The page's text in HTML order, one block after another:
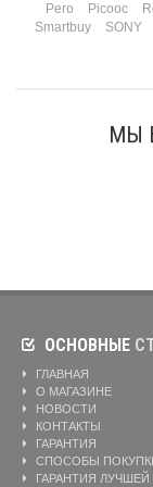
Pero
Picooc
Smartbuy
SONY
МЫ
ОСНОВНЫЕ
ГЛАВНАЯ
О МАГАЗИНЕ
НОВОСТИ
КОНТАКТЫ
ГАРАНТИЯ
СПОСОБЫ
ГАРАНТИЯ